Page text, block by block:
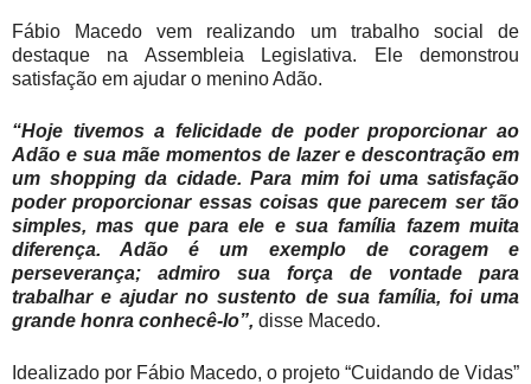
Fábio Macedo vem realizando um trabalho social de
destaque na Assembleia Legislativa. Ele demonstrou
satisfação em ajudar o menino Adão.
“Hoje tivemos a felicidade de poder proporcionar ao
Adão e sua mãe momentos de lazer e descontração em
um shopping da cidade. Para mim foi uma satisfação
poder proporcionar essas coisas que parecem ser tão
simples, mas que para ele e sua família fazem muita
diferença. Adão é um exemplo de coragem e
perseverança; admiro sua força de vontade para
trabalhar e ajudar no sustento de sua família, foi uma
grande honra conhecê-lo”, disse Macedo.
Idealizado por Fábio Macedo, o projeto “Cuidando de Vidas”